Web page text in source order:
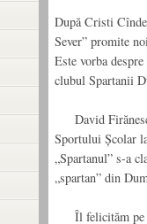
După Cristi
Sever” promite
Este vorba
clubul Spartanii
David
Sportului Școlar
„Spartanul” s-a
„spartan” din
Îl felicităm pe